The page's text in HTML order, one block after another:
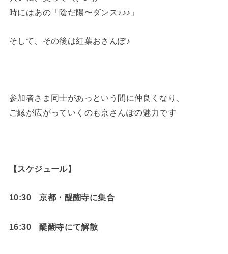
時にはあの「陰だ陽〜ダンス♪♪♪」
そして、その後は紅葉おさんぽ♪
参加者さま同士があっという間に仲良くなり、
ご縁が広がっていくのも京さんぽの魅力です
【スケジュール】
10:30 京都・醍醐寺に集合
16:30 醍醐寺にて解散